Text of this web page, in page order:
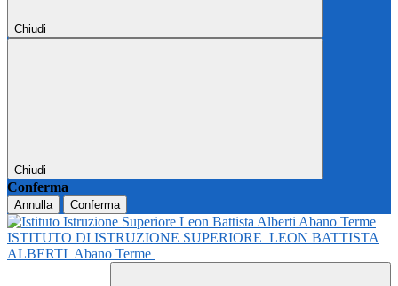
Chiudi
Chiudi
Conferma
Annulla Conferma
ISTITUTO DI ISTRUZIONE SUPERIORE LEON BATTISTA
ALBERTI Abano Terme